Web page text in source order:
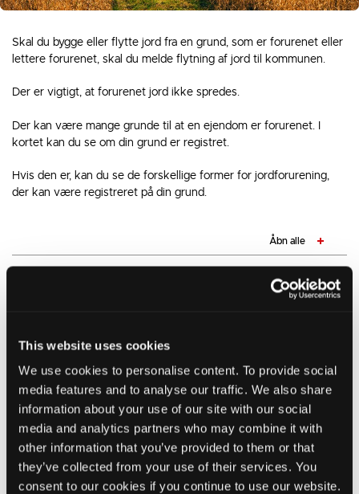
This website uses cookies
We use cookies to personalise content. To provide social
media features and to analyse our traffic. We also share
information about your use of our site with our social
media and analytics partners who may combine it with
other information that you’ve provided to them or that
they’ve collected from your use of their services. You
consent to our cookies if you continue to use our website.
Skal du bygge eller flytte jord fra en grund, som er forurenet eller
lettere forurenet, skal du melde flytning af jord til kommunen.
Der er vigtigt, at forurenet jord ikke spredes.
Der kan være mange grunde til at en ejendom er forurenet. I
kortet kan du se om din grund er registret.
Hvis den er, kan du se de forskellige former for jordforurening,
der kan være registreret på din grund.
Åbn alle
V2-kortlagte arealer
Jordflytning
Hvad betyder det for mig som grundejer?